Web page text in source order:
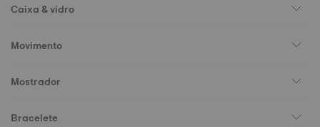
Caixa & vidro
Movimento
Mostrador
Bracelete